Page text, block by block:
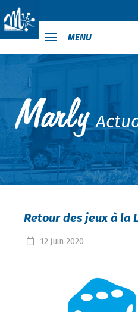
MENU
Retour des jeux à la
12 juin 2020